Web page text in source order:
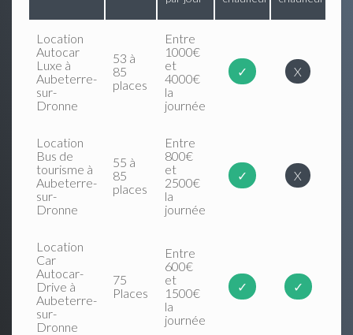
Location
Autocar
Luxe à
Aubeterre-
sur-
Dronne
53 à
85
places
Entre
1000€
et
4000€
la
journée
✓ X
Location
Bus de
tourisme à
Aubeterre-
sur-
Dronne
55 à
85
places
Entre
800€
et
2500€
la
journée
✓ X
Location
Car
Autocar-
Drive à
Aubeterre-
sur-
Dronne
75
Places
Entre
600€
et
1500€
la
journée
✓ ✓